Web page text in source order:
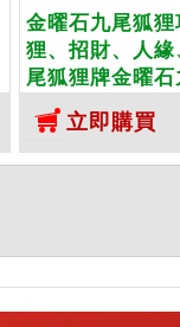
金曜石九尾狐
狸、招財、人
尾狐狸牌金曜
曜石九尾狐狸
尾狐狸，
金曜石狐狸吊
立即購買